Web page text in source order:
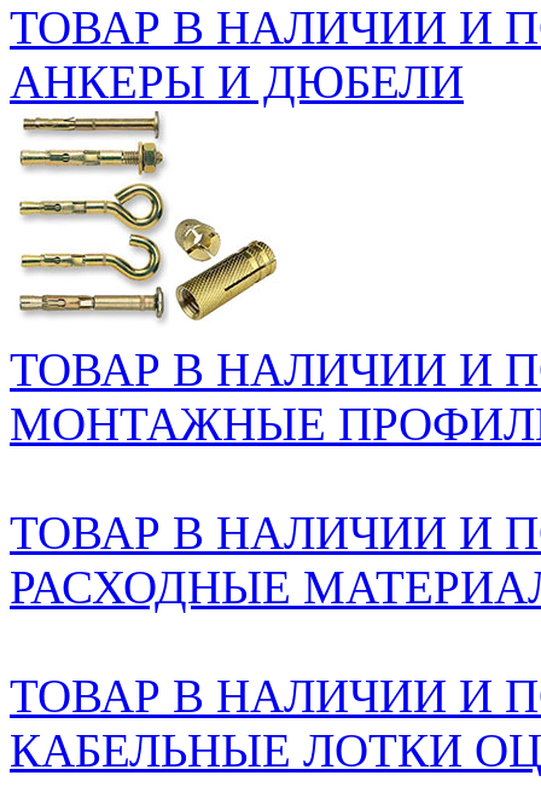
ТОВАР В НАЛИЧИИ И
АНКЕРЫ И ДЮБЕЛИ
ТОВАР В НАЛИЧИИ И
МОНТАЖНЫЕ
ТОВАР В НАЛИЧИИ И
РАСХОДНЫЕ
ТОВАР В НАЛИЧИИ И
КАБЕЛЬНЫЕ ЛОТКИ